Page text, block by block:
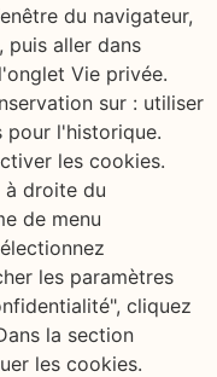
du navigateur,
puis aller dans
Vie privée.
sur : utiliser
pour l'historique.
les cookies.
à droite du
de menu
les paramètres
cliquez
la section
les cookies.